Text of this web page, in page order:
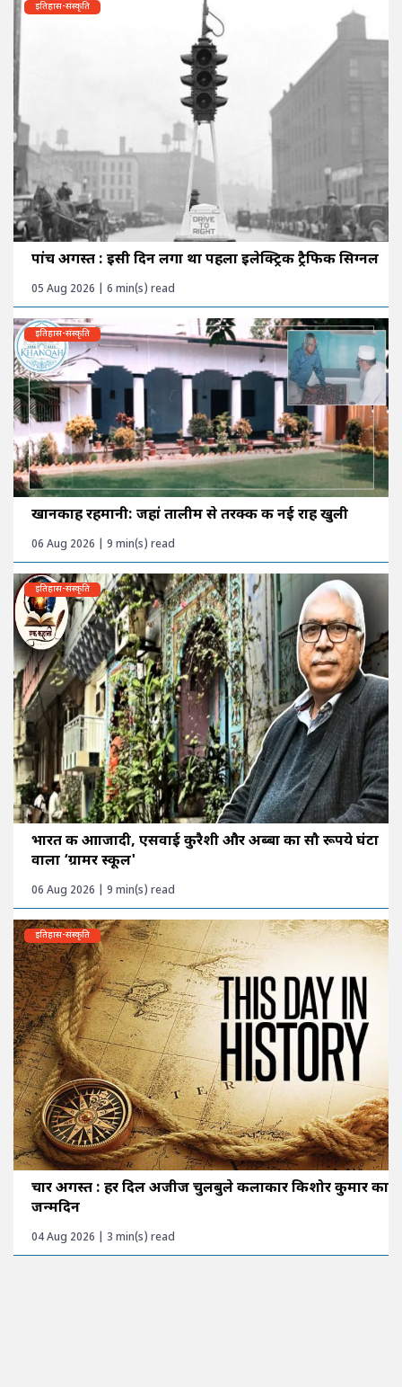
इतिहास-संस्कृति
पांच अगस्त : इसी दिन लगा था पहला इलेक्ट्रिक ट्रैफिक सिग्नल
05 Aug 2026 | 6 min(s) read
इतिहास-संस्कृति
खानकाह रहमानी: जहां तालीम से तरक्की की नई राह खुली
06 Aug 2026 | 9 min(s) read
इतिहास-संस्कृति
भारत की आाजादी, एसवाई कुरैशी और अब्बा का सौ रूपये घंटा
वाला ‘ग्रामर स्कूल'
06 Aug 2026 | 9 min(s) read
इतिहास-संस्कृति
चार अगस्त : हर दिल अजीज चुलबुले कलाकार किशोर कुमार का
जन्मदिन
04 Aug 2026 | 3 min(s) read